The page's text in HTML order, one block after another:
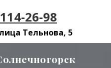
26-98
Тельнова, 5